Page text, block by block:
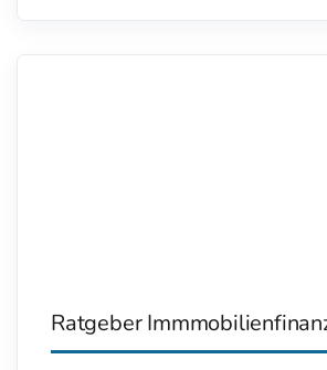
wie beim Bauen selbst, muss
Baubeschreibung
lassen!
Ratgeber